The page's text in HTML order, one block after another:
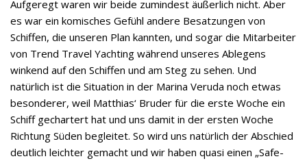
Aufgeregt waren wir beide zumindest äußerlich nicht. Aber
es war ein komisches Gefühl andere Besatzungen von
Schiffen, die unseren Plan kannten, und sogar die Mitarbeiter
von Trend Travel Yachting während unseres Ablegens
winkend auf den Schiffen und am Steg zu sehen. Und
natürlich ist die Situation in der Marina Veruda noch etwas
besonderer, weil Matthias‘ Bruder für die erste Woche ein
Schiff gechartert hat und uns damit in der ersten Woche
Richtung Süden begleitet. So wird uns natürlich der Abschied
deutlich leichter gemacht und wir haben quasi einen „Safe-